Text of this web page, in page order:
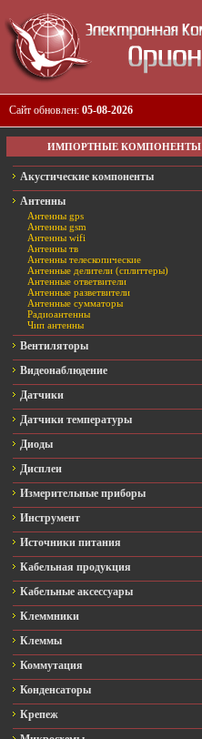
Сайт обновлен: 05-08-2026
ИМПОРТНЫЕ КОМПОНЕНТЫ
Акустические компоненты
Антенны
Антенны gps
Антенны gsm
Антенны wifi
Антенны тв
Антенны телескопические
Антенные делители (сплиттеры)
Антенные ответвители
Антенные разветвители
Антенные сумматоры
Радиоантенны
Чип антенны
Вентиляторы
Видеонаблюдение
Датчики
Датчики температуры
Диоды
Дисплеи
Измерительные приборы
Инструмент
Источники питания
Кабельная продукция
Кабельные аксессуары
Клеммники
Клеммы
Коммутация
Конденсаторы
Крепеж